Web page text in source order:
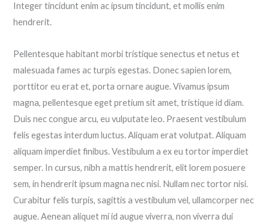
Integer tincidunt enim ac ipsum tincidunt, et mollis enim
hendrerit.
Pellentesque habitant morbi tristique senectus et netus et
malesuada fames ac turpis egestas. Donec sapien lorem,
porttitor eu erat et, porta ornare augue. Vivamus ipsum
magna, pellentesque eget pretium sit amet, tristique id diam.
Duis nec congue arcu, eu vulputate leo. Praesent vestibulum
felis egestas interdum luctus. Aliquam erat volutpat. Aliquam
aliquam imperdiet finibus. Vestibulum a ex eu tortor imperdiet
semper. In cursus, nibh a mattis hendrerit, elit lorem posuere
sem, in hendrerit ipsum magna nec nisi. Nullam nec tortor nisi.
Curabitur felis turpis, sagittis a vestibulum vel, ullamcorper nec
augue. Aenean aliquet mi id augue viverra, non viverra dui